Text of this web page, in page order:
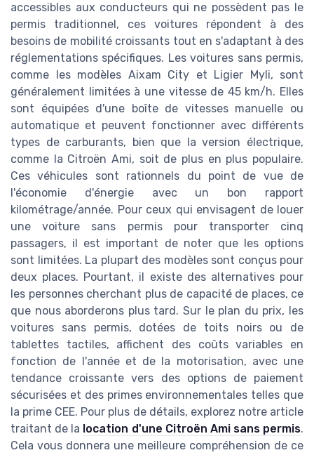
accessibles aux conducteurs qui ne possèdent pas le
permis traditionnel, ces voitures répondent à des
besoins de mobilité croissants tout en s'adaptant à des
réglementations spécifiques. Les voitures sans permis,
comme les modèles Aixam City et Ligier Myli, sont
généralement limitées à une vitesse de 45 km/h. Elles
sont équipées d'une boîte de vitesses manuelle ou
automatique et peuvent fonctionner avec différents
types de carburants, bien que la version électrique,
comme la Citroën Ami, soit de plus en plus populaire.
Ces véhicules sont rationnels du point de vue de
l'économie d'énergie avec un bon rapport
kilométrage/année. Pour ceux qui envisagent de louer
une voiture sans permis pour transporter cinq
passagers, il est important de noter que les options
sont limitées. La plupart des modèles sont conçus pour
deux places. Pourtant, il existe des alternatives pour
les personnes cherchant plus de capacité de places, ce
que nous aborderons plus tard. Sur le plan du prix, les
voitures sans permis, dotées de toits noirs ou de
tablettes tactiles, affichent des coûts variables en
fonction de l'année et de la motorisation, avec une
tendance croissante vers des options de paiement
sécurisées et des primes environnementales telles que
la prime CEE. Pour plus de détails, explorez notre article
traitant de la location d'une Citroën Ami sans permis.
Cela vous donnera une meilleure compréhension de ce